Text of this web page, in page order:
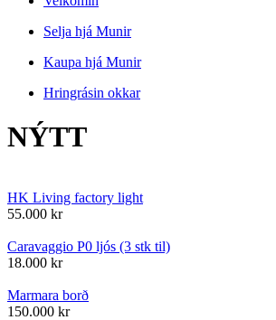
Selja hjá Munir
Kaupa hjá Munir
Hringrásin okkar
NÝTT
HK Living factory light
55.000 kr
Caravaggio P0 ljós (3 stk til)
18.000 kr
Marmara borð
150.000 kr